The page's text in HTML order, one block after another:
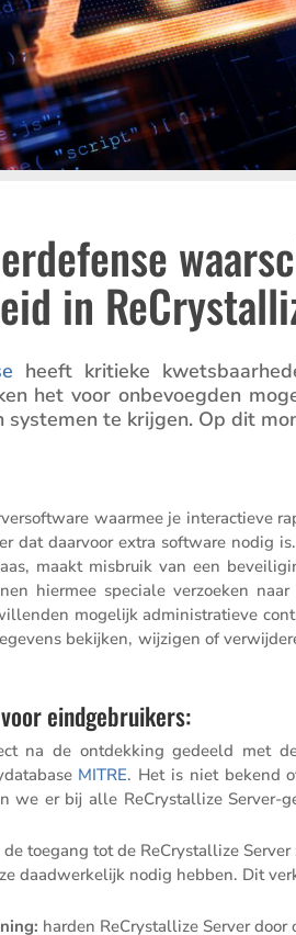
in
heeft kritieke
het voor onbevoegden
te krijgen. Op dit
waarmee je inter­ac­tieve
dat daarvoor extra software nodig
maakt misbruik van een
hiermee speciale verzoeken
mogelijk admini­stra­tieve
bekijken, wijzigen of
eindgebruikers:
na de ontdek­king gedeeld met
MITRE. Het is niet bekend
we er bij alle ReCrystal­lize
de toegang tot de ReCrystal­lize
daadwer­ke­lijk nodig hebben. Dit
harden ReCrystal­lize Server